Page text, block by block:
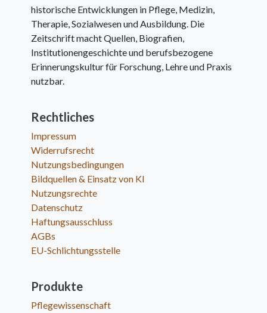
historische Entwicklungen in Pflege, Medizin,
Therapie, Sozialwesen und Ausbildung. Die
Zeitschrift macht Quellen, Biografien,
Institutionengeschichte und berufsbezogene
Erinnerungskultur für Forschung, Lehre und Praxis
nutzbar.
Rechtliches
Impressum
Widerrufsrecht
Nutzungsbedingungen
Bildquellen & Einsatz von KI
Nutzungsrechte
Datenschutz
Haftungsausschluss
AGBs
EU-Schlichtungsstelle
Produkte
Pflegewissenschaft